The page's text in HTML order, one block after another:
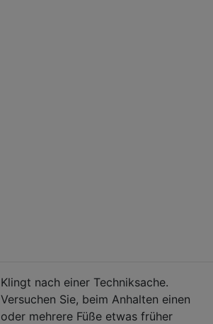
Klingt nach einer Techniksache.
Versuchen Sie, beim Anhalten einen
oder mehrere Füße etwas früher